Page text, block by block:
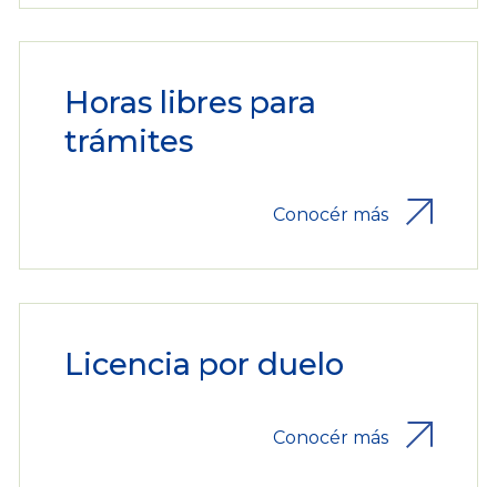
Horas libres para
trámites
Conocér más
Licencia por duelo
Conocér más